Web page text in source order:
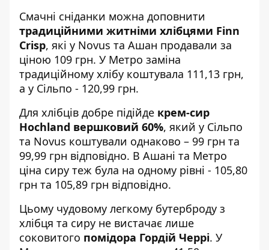
Смачні сніданки можна доповнити
традиційними житніми хлібцями Finn
Crisp, які у Novus та Ашан продавали за
ціною 109 грн. У Метро заміна
традиційному хлібу коштувала 111,13 грн,
а у Сільпо - 120,99 грн.
Для хлібців добре підійде крем-сир
Hochland вершковий 60%, який у Сільпо
та Novus коштували однаково – 99 грн та
99,99 грн відповідно. В Ашані та Метро
ціна сиру теж була на одному рівні - 105,80
грн та 105,89 грн відповідно.
Цьому чудовому легкому бутерброду з
хлібця та сиру не вистачає лише
соковитого помідора Гордій Черрі. У